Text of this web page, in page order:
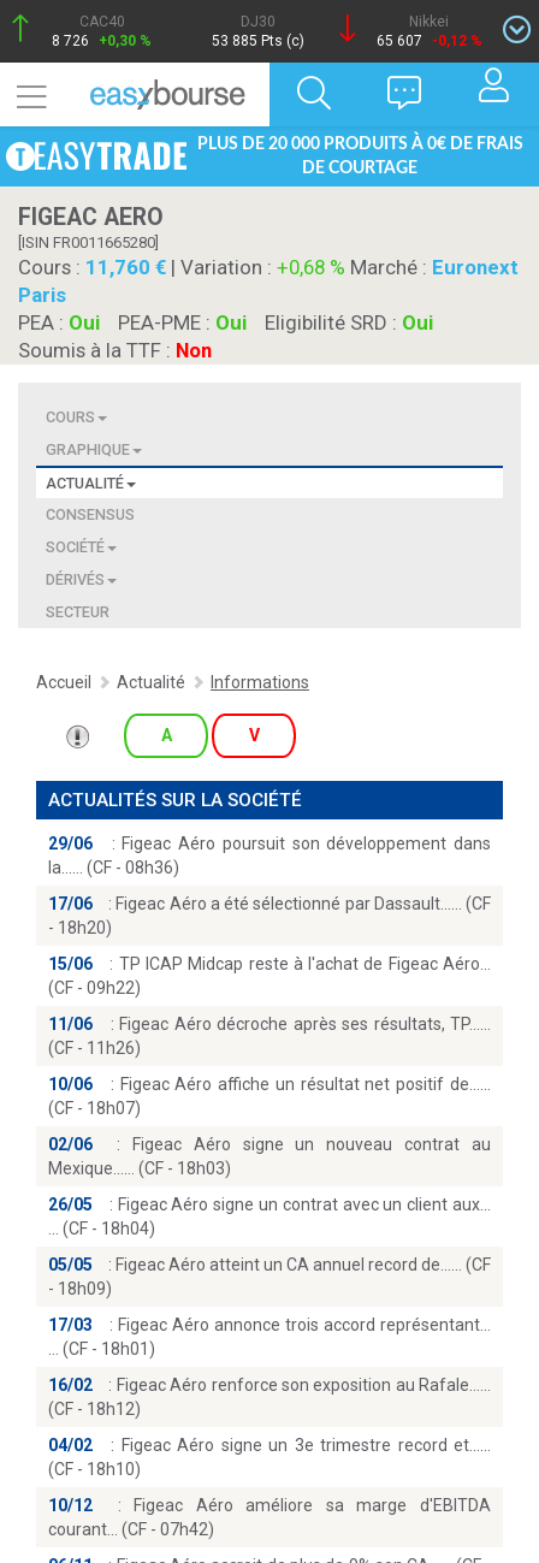
CAC40
8 726
+0,30 %
DJ30
53 885 Pts (c)
Nikkei
65 607
-0,12 %
PLUS DE 20 000 PRODUITS À 0€ DE FRAIS
DE COURTAGE
FIGEAC AERO
[ISIN FR0011665280]
Cours : 11,760 | Variation : +0,68 % Marché : Euronext
Paris
PEA : Oui PEA-PME : Oui Eligibilité SRD : Oui
Soumis à la TTF : Non
COURS
GRAPHIQUE
ACTUALITÉ
CONSENSUS
SOCIÉTÉ
DÉRIVÉS
SECTEUR
Accueil Actualité Informations
A V
ACTUALITÉS SUR LA SOCIÉTÉ
29/06 : Figeac Aéro poursuit son développement dans
la...… (CF - 08h36)
17/06
: Figeac Aéro a été sélectionné par Dassault...… (CF
- 18h20)
15/06
: TP ICAP Midcap reste à l'achat de Figeac Aéro
(CF - 09h22)
11/06
: Figeac Aéro décroche après ses résultats, TP...
(CF - 11h26)
10/06
: Figeac Aéro affiche un résultat net positif de...
(CF - 18h07)
02/06
:
Figeac Aéro signe un nouveau contrat au
Mexique...… (CF - 18h03)
26/05
: Figeac Aéro signe un contrat avec un client aux...
(CF - 18h04)
05/05
: Figeac Aéro atteint un CA annuel record de...… (CF
- 18h09)
17/03
: Figeac Aéro annonce trois accord représentant...
(CF - 18h01)
16/02
: Figeac Aéro renforce son exposition au Rafale...
(CF - 18h12)
04/02
: Figeac Aéro signe un 3e trimestre record et...
(CF - 18h10)
10/12
:
Figeac Aéro améliore sa marge d'EBITDA
courant… (CF - 07h42)